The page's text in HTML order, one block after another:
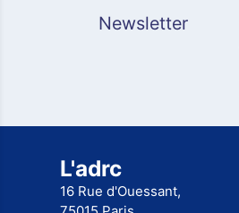
Newsletter
L'adrc
16 Rue d'Ouessant,